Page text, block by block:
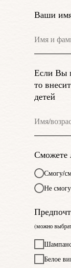
Ваши
Если Вы
то
детей
Сможете
Смогу/
Не
(можно
Белое